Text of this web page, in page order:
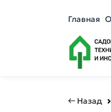
Главная
← Назад